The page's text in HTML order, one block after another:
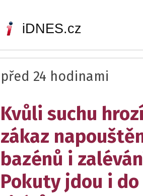
iDNES.cz
před 24 hodinami
Kvůli suchu
zákaz
bazénů i
Pokuty jdou i do